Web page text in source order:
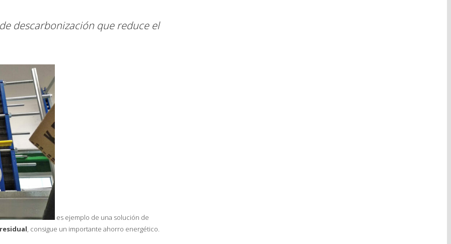
descarbonización que reduce el
es ejemplo de una solución de
, consigue un importante ahorro energético.